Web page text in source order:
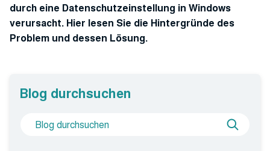
durch eine Datenschutzeinstellung in Windows
verursacht. Hier lesen Sie die Hintergründe des
Problem und dessen Lösung.
Blog durchsuchen
Suche
nach
Blog